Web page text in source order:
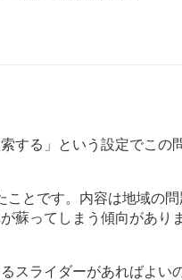
する」という設定でこの
とです。内容は地域の
蘇ってしまう傾向があり
ライダーがあればよい